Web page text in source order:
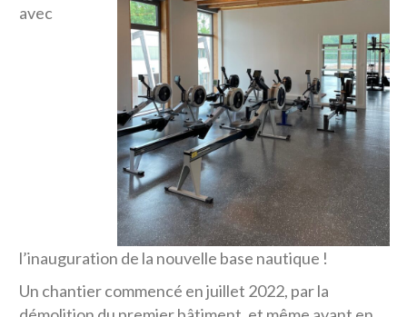
avec
l’inauguration de la nouvelle base nautique !
Un chantier commencé en juillet 2022, par la